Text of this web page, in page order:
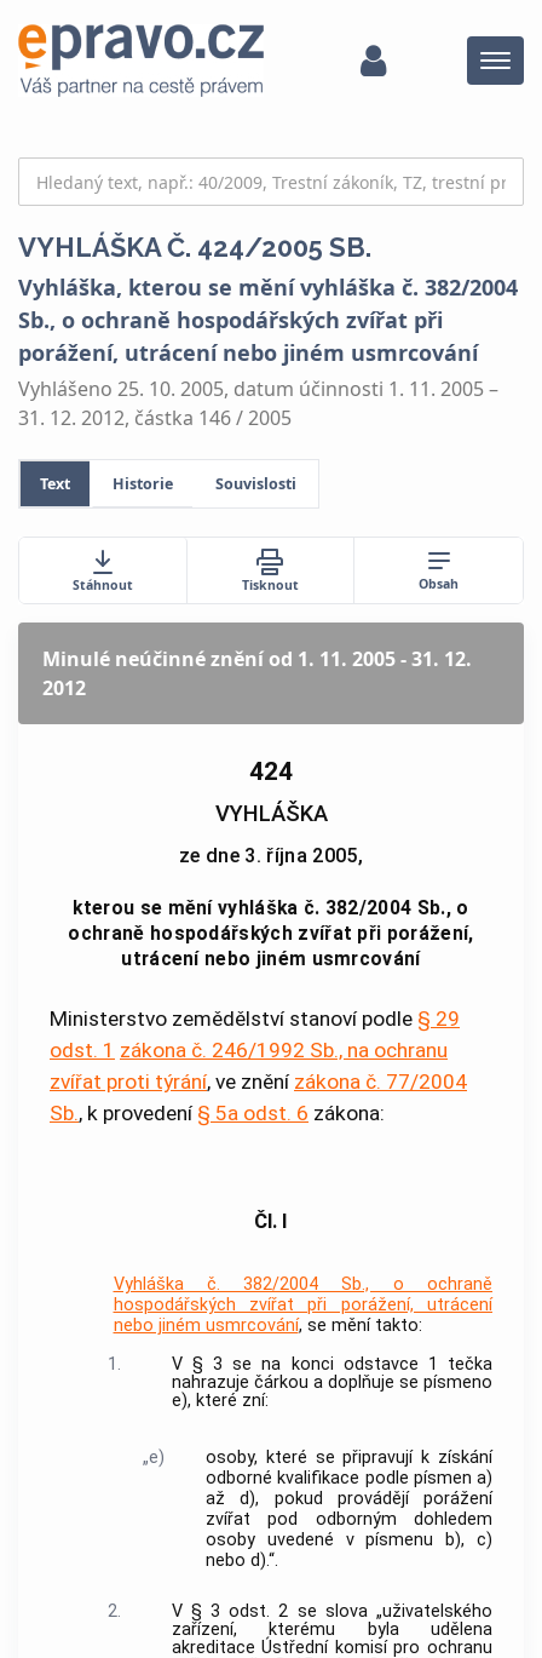
Menu
VYHLÁŠKA Č. 424/2005 SB.
Vyhláška, kterou se mění vyhláška č. 382/2004
Sb., o ochraně hospodářských zvířat při
porážení, utrácení nebo jiném usmrcování
Vyhlášeno 25. 10. 2005, datum účinnosti 1. 11. 2005 –
31. 12. 2012, částka 146 / 2005
Text Historie Souvislosti
Stáhnout Tisknout Obsah
Minulé neúčinné zněníod 1. 11. 2005 - 31. 12.
2012
424
VYHLÁŠKA
ze dne 3. října 2005,
kterou se mění vyhláška č. 382/2004 Sb., o
ochraně hospodářských zvířat při porážení,
utrácení nebo jiném usmrcování
Ministerstvo zemědělství stanoví podle § 29
odst. 1 zákona č. 246/1992 Sb., na ochranu
zvířat proti týrání, ve znění zákona č. 77/2004
Sb., k provedení § 5a odst. 6 zákona:
Čl. I
Vyhláška č. 382/2004 Sb., o ochraně
hospodářských zvířat při porážení, utrácení
nebo jiném usmrcování, se mění takto:
1.
V § 3 se na konci odstavce 1 tečka
nahrazuje čárkou a doplňuje se písmeno
e), které zní:
„e)
osoby, které se připravují k získání
odborné kvalifikace podle písmen a)
až d), pokud provádějí porážení
zvířat pod odborným dohledem
osoby uvedené v písmenu b), c)
nebo d).“.
2.
V § 3 odst. 2 se slova „uživatelského
zařízení, kterému byla udělena
akreditace Ústřední komisí pro ochranu